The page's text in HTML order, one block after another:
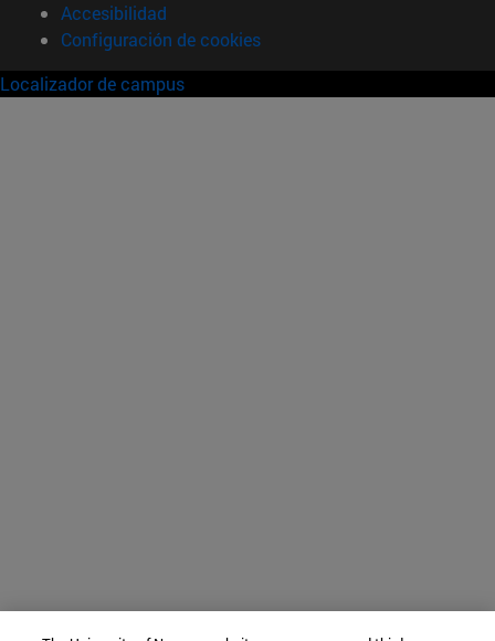
Accesibilidad
Configuración de cookies
Localizador de campus